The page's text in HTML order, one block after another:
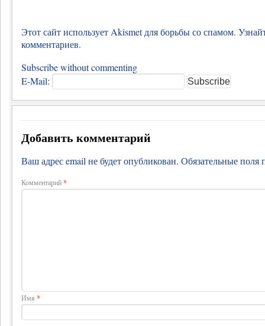
Этот сайт использует Akismet для борьбы со спамом.
комментариев.
Subscribe without commenting
E-Mail:
Добавить комментарий
Ваш адрес email не будет опубликован. Обязательные
Комментарий*
Имя *